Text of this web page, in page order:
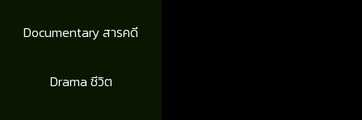
Documentary สารคดี
Drama ชีวิต